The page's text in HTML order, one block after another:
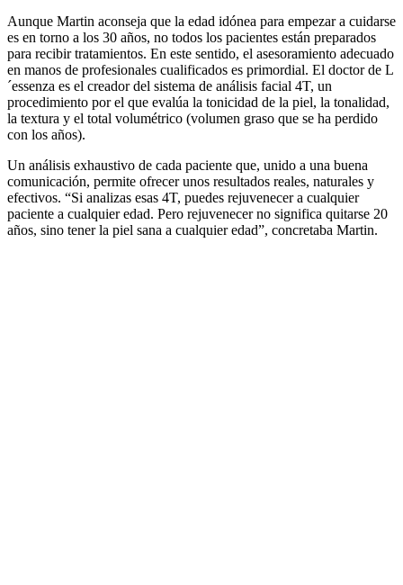
Aunque Martin aconseja que la edad idónea para empezar a cuidarse
es en torno a los 30 años, no todos los pacientes están preparados
para recibir tratamientos. En este sentido, el asesoramiento adecuado
en manos de profesionales cualificados es primordial. El doctor de L
´essenza es el creador del sistema de análisis facial 4T, un
procedimiento por el que evalúa la tonicidad de la piel, la tonalidad,
la textura y el total volumétrico (volumen graso que se ha perdido
con los años).
Un análisis exhaustivo de cada paciente que, unido a una buena
comunicación, permite ofrecer unos resultados reales, naturales y
efectivos. “Si analizas esas 4T, puedes rejuvenecer a cualquier
paciente a cualquier edad. Pero rejuvenecer no significa quitarse 20
años, sino tener la piel sana a cualquier edad”, concretaba Martin.